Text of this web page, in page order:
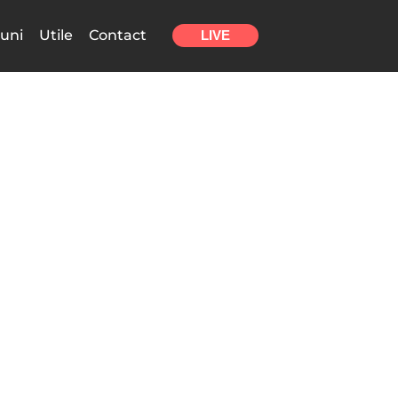
Utile Contact LIVE